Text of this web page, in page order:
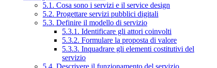
5.1. Cosa sono i servizi e il service design
5.2. Progettare servizi pubblici digitali
5.3. Definire il modello di servizio
5.3.1. Identificare gli attori coinvolti
5.3.2. Formulare la proposta di valore
5.3.3. Inquadrare gli elementi costitutivi del
servizio
5.4. Descrivere il funzionamento del servizio